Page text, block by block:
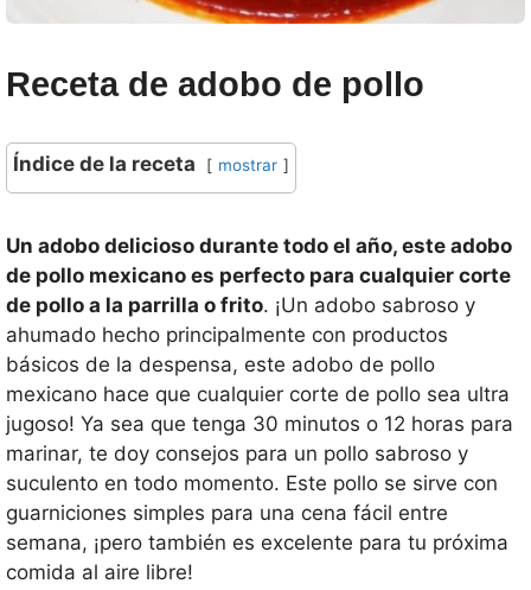
Receta de adobo de pollo
Índice de la receta mostrar
Un adobo delicioso durante todo el año, este adobo
de pollo mexicano es perfecto para cualquier corte
de pollo a la parrilla o frito. ¡Un adobo sabroso y
ahumado hecho principalmente con productos
básicos de la despensa, este adobo de pollo
mexicano hace que cualquier corte de pollo sea ultra
jugoso! Ya sea que tenga 30 minutos o 12 horas para
marinar, te doy consejos para un pollo sabroso y
suculento en todo momento. Este pollo se sirve con
guarniciones simples para una cena fácil entre
semana, ¡pero también es excelente para tu próxima
comida al aire libre!